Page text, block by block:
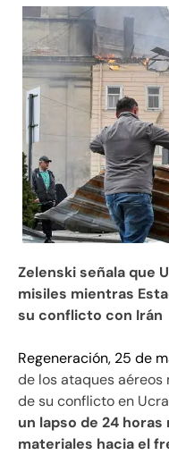
Zelenski señala que
misiles mientras
su conflicto con Irán
Regeneración, 25 de
de los ataques
de su conflicto en
un lapso de 24
materiales hacia el